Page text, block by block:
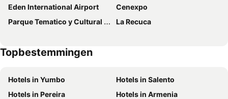
Eden International Airport
Cenexpo
Parque Tematico y Cultural Los Arrieros
La Recuca
Topbestemmingen
Hotels in Yumbo
Hotels in Salento
Hotels in Pereira
Hotels in Armenia